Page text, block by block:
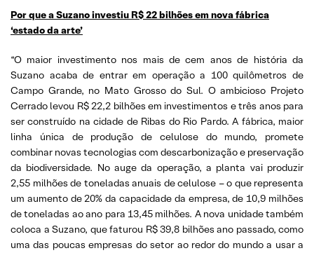
Por que a Suzano investiu R$ 22 bilhões em nova fábrica
‘estado da arte’
“O maior investimento nos mais de cem anos de história da
Suzano acaba de entrar em operação a 100 quilômetros de
Campo Grande, no Mato Grosso do Sul. O ambicioso Projeto
Cerrado levou R$ 22,2 bilhões em investimentos e três anos para
ser construído na cidade de Ribas do Rio Pardo. A fábrica, maior
linha única de produção de celulose do mundo, promete
combinar novas tecnologias com descarbonização e preservação
da biodiversidade. No auge da operação, a planta vai produzir
2,55 milhões de toneladas anuais de celulose – o que representa
um aumento de 20% da capacidade da empresa, de 10,9 milhões
de toneladas ao ano para 13,45 milhões. A nova unidade também
coloca a Suzano, que faturou R$ 39,8 bilhões ano passado, como
uma das poucas empresas do setor ao redor do mundo a usar a